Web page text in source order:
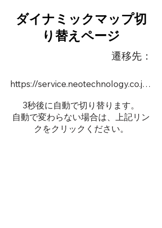
ダイナミックマップ切
り替えページ
遷移先：
https://service.neotechnology.co.jp/demo/DY071M/FreeMindView.html
3秒後に自動で切り替ります。
自動で変わらない場合は、上記リン
クをクリックください。